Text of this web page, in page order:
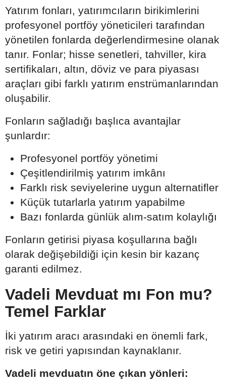
Yatırım fonları, yatırımcıların birikimlerini
profesyonel portföy yöneticileri tarafından
yönetilen fonlarda değerlendirmesine olanak
tanır. Fonlar; hisse senetleri, tahviller, kira
sertifikaları, altın, döviz ve para piyasası
araçları gibi farklı yatırım enstrümanlarından
oluşabilir.
Fonların sağladığı başlıca avantajlar
şunlardır:
Profesyonel portföy yönetimi
Çeşitlendirilmiş yatırım imkânı
Farklı risk seviyelerine uygun alternatifler
Küçük tutarlarla yatırım yapabilme
Bazı fonlarda günlük alım-satım kolaylığı
Fonların getirisi piyasa koşullarına bağlı
olarak değişebildiği için kesin bir kazanç
garanti edilmez.
Vadeli Mevduat mı Fon mu?
Temel Farklar
İki yatırım aracı arasındaki en önemli fark,
risk ve getiri yapısından kaynaklanır.
Vadeli mevduatın öne çıkan yönleri: